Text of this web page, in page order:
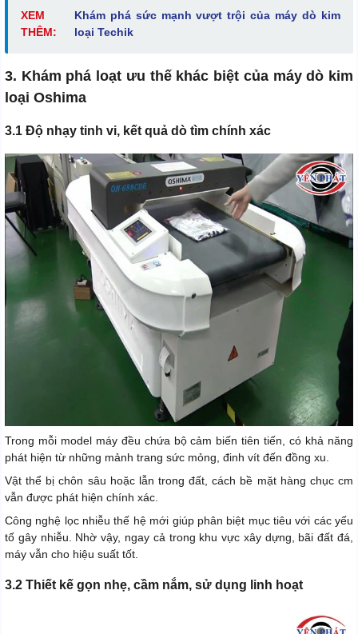
XEM
THÊM:
Khám phá sức mạnh vượt trội của máy dò kim
loại Techik
3. Khám phá loạt ưu thế khác biệt của máy dò kim
loại Oshima
3.1 Độ nhạy tinh vi, kết quả dò tìm chính xác
Trong mỗi model máy đều chứa bộ cảm biến tiên tiến, có khả năng
phát hiện từ những mảnh trang sức mỏng, đinh vít đến đồng xu.
Vật thể bị chôn sâu hoặc lẫn trong đất, cách bề mặt hàng chục cm
vẫn được phát hiện chính xác.
Công nghệ lọc nhiễu thế hệ mới giúp phân biệt mục tiêu với các yếu
tố gây nhiễu. Nhờ vậy, ngay cả trong khu vực xây dựng, bãi đất đá,
máy vẫn cho hiệu suất tốt.
3.2 Thiết kế gọn nhẹ, cầm nắm, sử dụng linh hoạt